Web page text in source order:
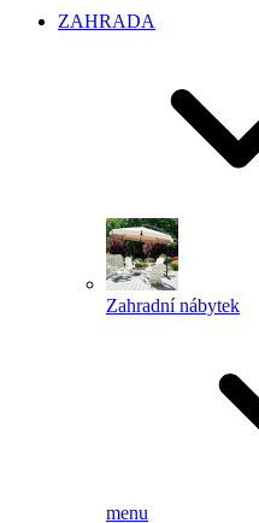
ZAHRADA
Zahradní nábytek
menu